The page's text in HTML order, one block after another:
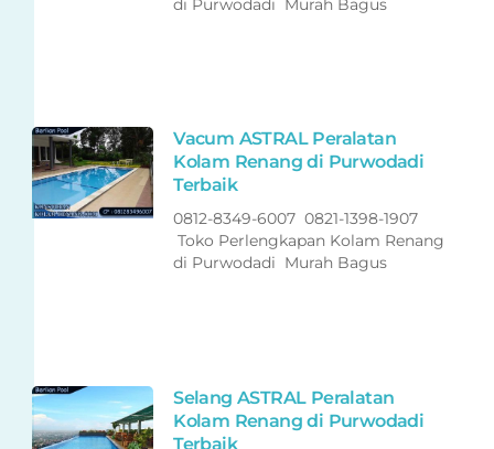
di Purwodadi Murah Bagus
Vacum ASTRAL Peralatan
Kolam Renang di Purwodadi
Terbaik
0812-8349-6007 0821-1398-1907
Toko Perlengkapan Kolam Renang
di Purwodadi Murah Bagus
Selang ASTRAL Peralatan
Kolam Renang di Purwodadi
Terbaik